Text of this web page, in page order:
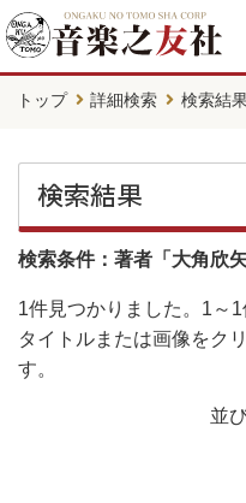
トップ 詳細検索 検索結
検索結果
検索条件：著者「大角欣
1件見つかりました。 1～
タイトルまたは画像をク
す。
並